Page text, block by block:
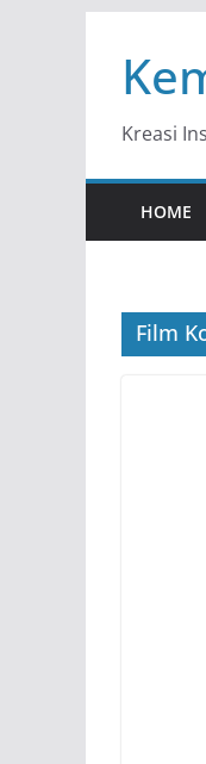
content
Kreasi
HOME
Film